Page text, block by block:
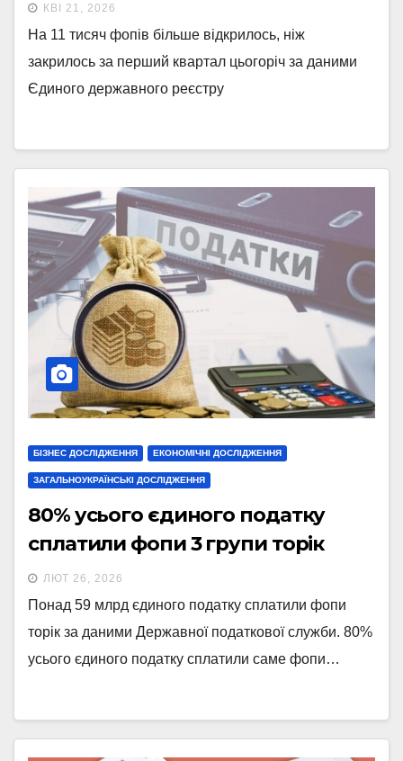
КВІ 21, 2026
На 11 тисяч фопів більше відкрилось, ніж
закрилось за перший квартал цьогоріч за даними
Єдиного державного реєстру
БІЗНЕС ДОСЛІДЖЕННЯ ЕКОНОМІЧНІ ДОСЛІДЖЕННЯ
ЗАГАЛЬНОУКРАЇНСЬКІ ДОСЛІДЖЕННЯ
80% усього єдиного податку
сплатили фопи 3 групи торік
ЛЮТ 26, 2026
Понад 59 млрд єдиного податку сплатили фопи
торік за даними Державної податкової служби. 80%
усього єдиного податку сплатили саме фопи…